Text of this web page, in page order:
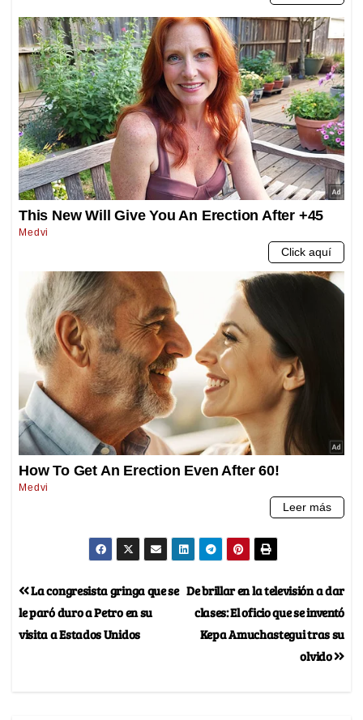
De brillar en la televisión a dar
clases: El oficio que se inventó
Kepa Amuchastegui tras su
olvido
La congresista gringa que se
le paró duro a Petro en su
visita a Estados Unidos